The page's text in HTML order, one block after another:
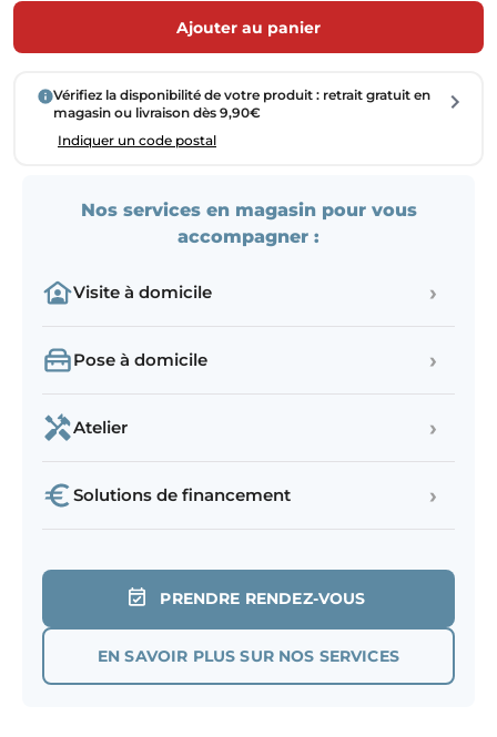
Ajouter au panier
Vérifiez la disponibilité de votre produit : retrait gratuit en
magasin ou livraison dès 9,90€
Indiquer un code postal
Nos services en magasin pour vous
accompagner :
Visite à domicile ›
Pose à domicile ›
Atelier ›
Solutions de financement ›
PRENDRE RENDEZ-VOUS
EN SAVOIR PLUS SUR NOS SERVICES